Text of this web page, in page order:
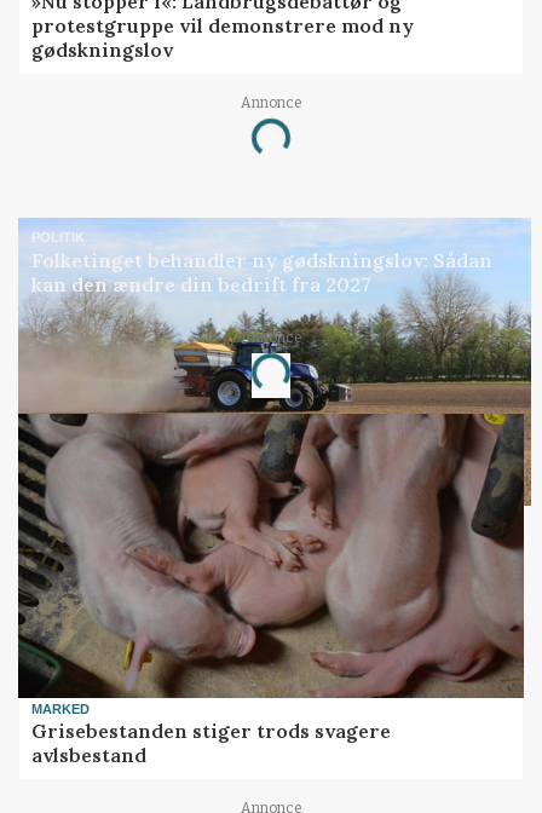
protestgruppe vil demonstrere mod ny
gødskningslov
Annonce
Loading...
POLITIK
Folketinget behandler ny gødskningslov: Sådan
kan den ændre din bedrift fra 2027
Annonce
Loading...
MARKED
Grisebestanden stiger trods svagere
avlsbestand
Annonce